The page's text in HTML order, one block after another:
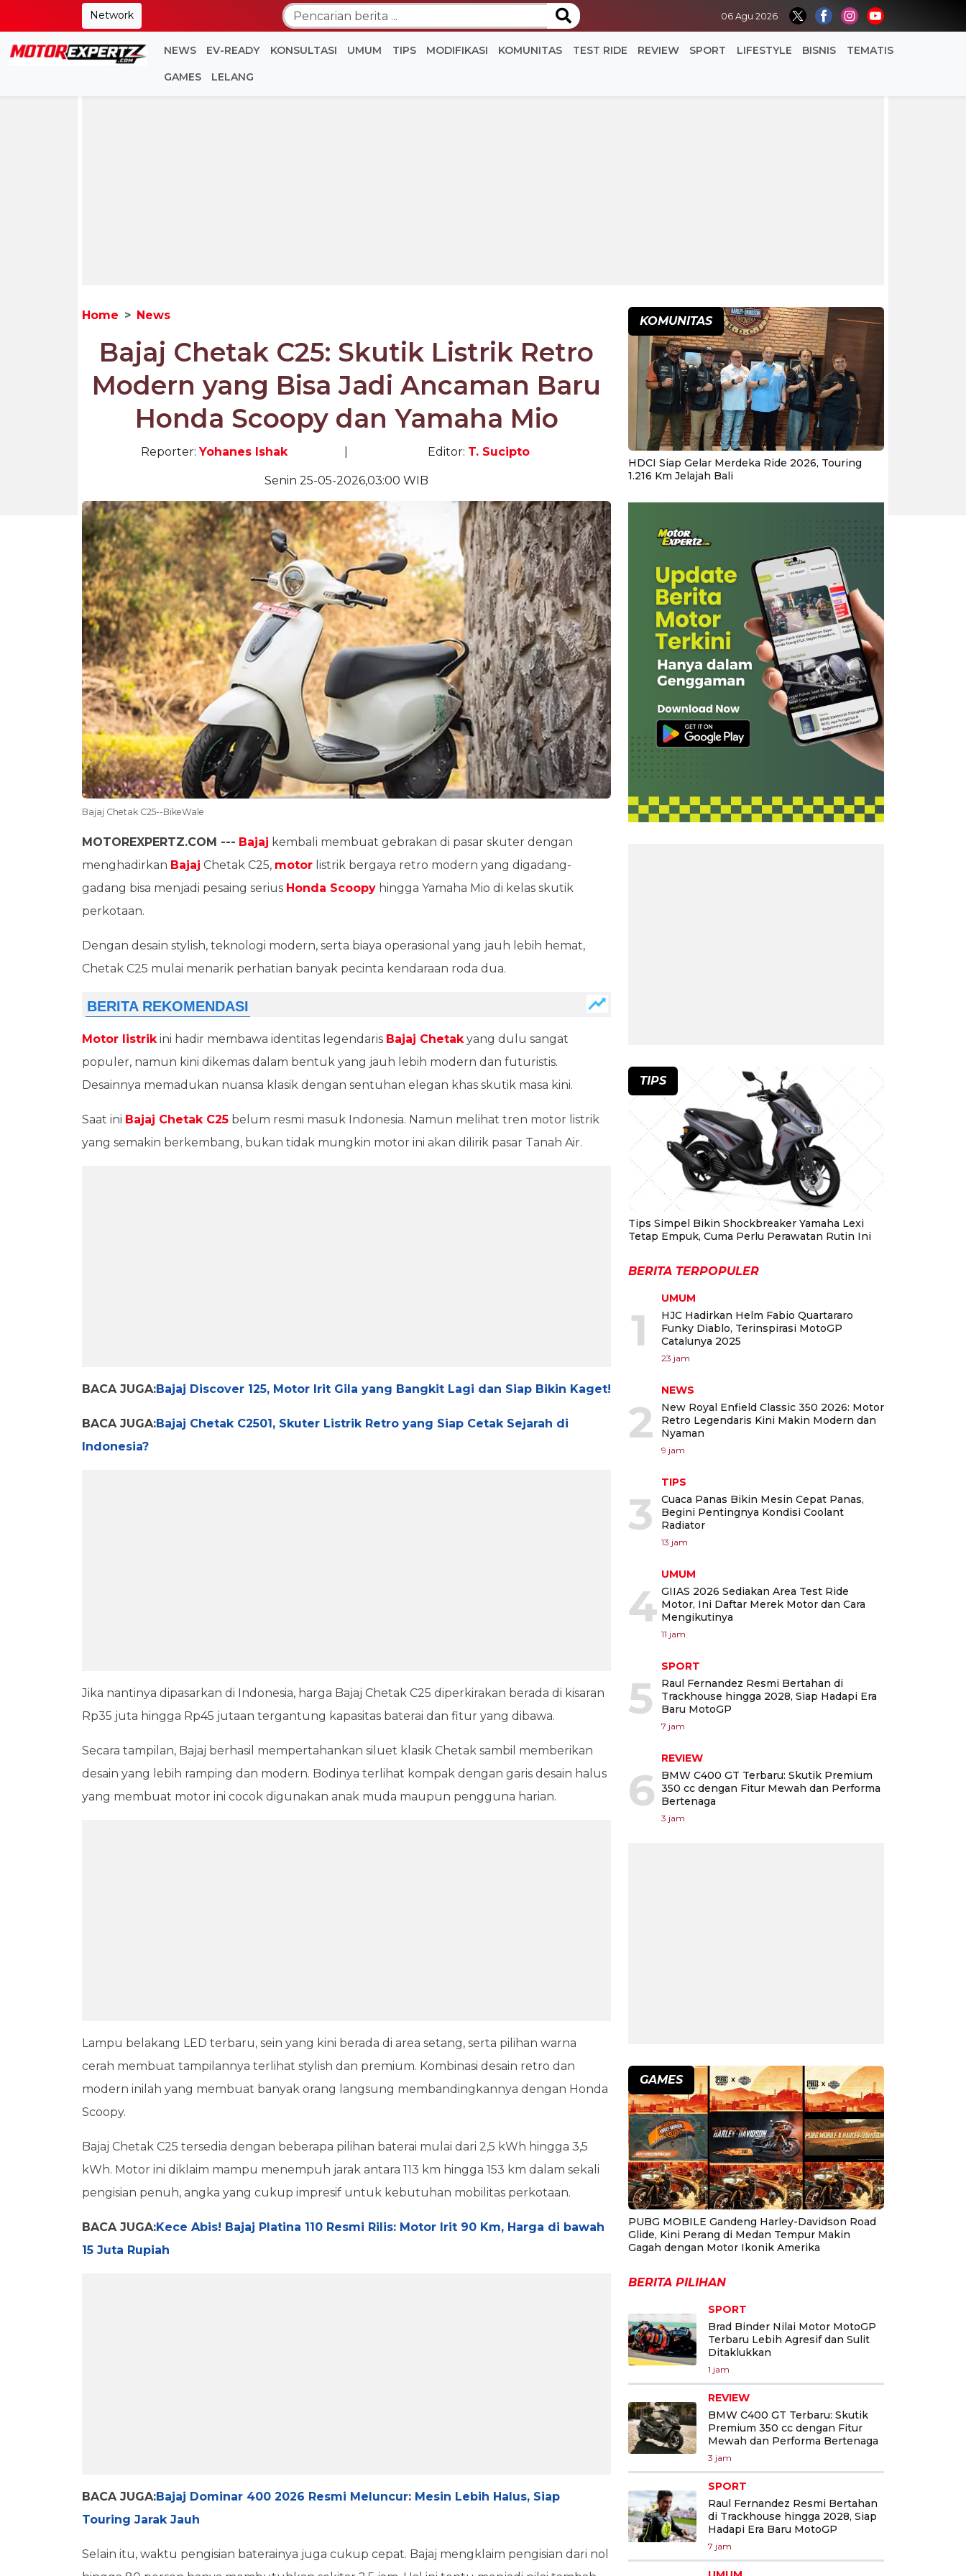
Network 06 Agu 2026
NEWS EV-READY KONSULTASI UMUM TIPS MODIFIKASI KOMUNITAS TEST RIDE REVIEW SPORT LIFESTYLE BISNIS TEMATIS
GAMES LELANG
Home News
Bajaj Chetak C25: Skutik Listrik Retro
Modern yang Bisa Jadi Ancaman Baru
Honda Scoopy dan Yamaha Mio
Reporter:Yohanes Ishak Editor: T. Sucipto
Senin 25-05-2026,03:00 WIB
Bajaj Chetak C25--BikeWale
MOTOREXPERTZ.COM --- Bajaj kembali membuat gebrakan di pasar skuter dengan
menghadirkan Bajaj Chetak C25, motor listrik bergaya retro modern yang digadang-
gadang bisa menjadi pesaing serius Honda Scoopy hingga Yamaha Mio di kelas skutik
perkotaan.
Dengan desain stylish, teknologi modern, serta biaya operasional yang jauh lebih hemat,
Chetak C25 mulai menarik perhatian banyak pecinta kendaraan roda dua.
Motor listrik ini hadir membawa identitas legendaris Bajaj Chetak yang dulu sangat
populer, namun kini dikemas dalam bentuk yang jauh lebih modern dan futuristis.
Desainnya memadukan nuansa klasik dengan sentuhan elegan khas skutik masa kini.
Saat ini Bajaj Chetak C25 belum resmi masuk Indonesia. Namun melihat tren motor listrik
yang semakin berkembang, bukan tidak mungkin motor ini akan dilirik pasar Tanah Air.
BACA JUGA:Bajaj Discover 125, Motor Irit Gila yang Bangkit Lagi dan Siap Bikin Kaget!
BACA JUGA:Bajaj Chetak C2501, Skuter Listrik Retro yang Siap Cetak Sejarah di
Indonesia?
Jika nantinya dipasarkan di Indonesia, harga Bajaj Chetak C25 diperkirakan berada di kisaran
Rp35 juta hingga Rp45 jutaan tergantung kapasitas baterai dan fitur yang dibawa.
Secara tampilan, Bajaj berhasil mempertahankan siluet klasik Chetak sambil memberikan
desain yang lebih ramping dan modern. Bodinya terlihat kompak dengan garis desain halus
yang membuat motor ini cocok digunakan anak muda maupun pengguna harian.
Lampu belakang LED terbaru, sein yang kini berada di area setang, serta pilihan warna
cerah membuat tampilannya terlihat stylish dan premium. Kombinasi desain retro dan
modern inilah yang membuat banyak orang langsung membandingkannya dengan Honda
Scoopy.
Bajaj Chetak C25 tersedia dengan beberapa pilihan baterai mulai dari 2,5 kWh hingga 3,5
kWh. Motor ini diklaim mampu menempuh jarak antara 113 km hingga 153 km dalam sekali
pengisian penuh, angka yang cukup impresif untuk kebutuhan mobilitas perkotaan.
BACA JUGA:Kece Abis! Bajaj Platina 110 Resmi Rilis: Motor Irit 90 Km, Harga di bawah
15 Juta Rupiah
BACA JUGA:Bajaj Dominar 400 2026 Resmi Meluncur: Mesin Lebih Halus, Siap
Touring Jarak Jauh
Selain itu, waktu pengisian baterainya juga cukup cepat. Bajaj mengklaim pengisian dari nol
KOMUNITAS
HDCI Siap Gelar Merdeka Ride 2026, Touring
1.216 Km Jelajah Bali
TIPS
Tips Simpel Bikin Shockbreaker Yamaha Lexi
Tetap Empuk, Cuma Perlu Perawatan Rutin Ini
BERITA TERPOPULER
1
UMUM
HJC Hadirkan Helm Fabio Quartararo
Funky Diablo, Terinspirasi MotoGP
Catalunya 2025
23 jam
2
NEWS
New Royal Enfield Classic 350 2026: Motor
Retro Legendaris Kini Makin Modern dan
Nyaman
9 jam
3
TIPS
Cuaca Panas Bikin Mesin Cepat Panas,
Begini Pentingnya Kondisi Coolant
Radiator
13 jam
4
UMUM
GIIAS 2026 Sediakan Area Test Ride
Motor, Ini Daftar Merek Motor dan Cara
Mengikutinya
11 jam
5
SPORT
Raul Fernandez Resmi Bertahan di
Trackhouse hingga 2028, Siap Hadapi Era
Baru MotoGP
7 jam
6
REVIEW
BMW C400 GT Terbaru: Skutik Premium
350 cc dengan Fitur Mewah dan Performa
Bertenaga
3 jam
GAMES
PUBG MOBILE Gandeng Harley-Davidson Road
Glide, Kini Perang di Medan Tempur Makin
Gagah dengan Motor Ikonik Amerika
BERITA PILIHAN
SPORT
Brad Binder Nilai Motor MotoGP
Terbaru Lebih Agresif dan Sulit
Ditaklukkan
1 jam
REVIEW
BMW C400 GT Terbaru: Skutik
Premium 350 cc dengan Fitur
Mewah dan Performa Bertenaga
3 jam
SPORT
Raul Fernandez Resmi Bertahan
di Trackhouse hingga 2028, Siap
Hadapi Era Baru MotoGP
7 jam